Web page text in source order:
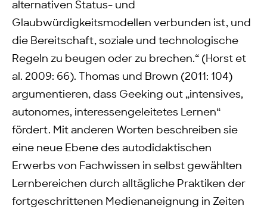
alternativen Status- und
Glaubwürdigkeitsmodellen verbunden ist, und
die Bereitschaft, soziale und technologische
Regeln zu beugen oder zu brechen.“ (Horst et
al. 2009: 66). Thomas und Brown (2011: 104)
argumentieren, dass Geeking out „intensives,
autonomes, interessengeleitetes Lernen“
fördert. Mit anderen Worten beschreiben sie
eine neue Ebene des autodidaktischen
Erwerbs von Fachwissen in selbst gewählten
Lernbereichen durch alltägliche Praktiken der
fortgeschrittenen Medienaneignung in Zeiten